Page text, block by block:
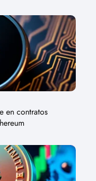
en contratos